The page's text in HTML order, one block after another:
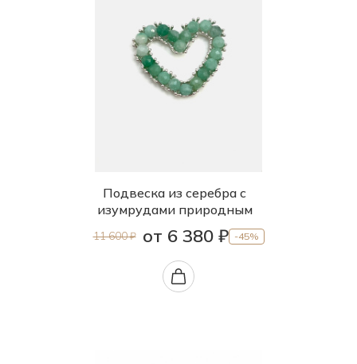
Подвеска из серебра с
изумрудами природным
11 600 ₽ от 6 380 ₽ -45%